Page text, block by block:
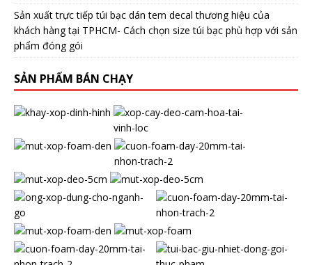
Sản xuất trực tiếp túi bạc dán tem decal thương hiệu của
khách hàng tại TPHCM- Cách chọn size túi bạc phù hợp với sản
phẩm đóng gói
SẢN PHẨM BÁN CHẠY